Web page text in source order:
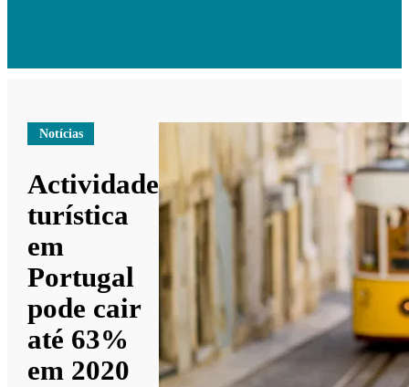
Notícias
Actividade
turística
em
Portugal
pode cair
até 63%
em 2020